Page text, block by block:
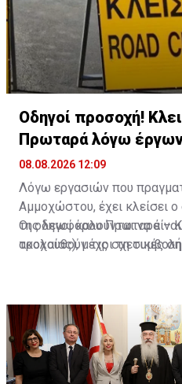
Οδηγοί προσοχή!
Πρωταρά λόγω
08.08.2026 12:09
Λόγω εργασιών που
Αμμοχώστου, έχει κλείσει
της λεωφόρου Πρωταρά –
τροχαίας), μέχρι τη
Οι οδηγοί καλούνται να
ακολουθούν τις σχετικές